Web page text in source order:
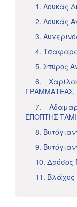
1. Λουκάς
2. Λουκάς
3.
4.
5. Σπύρος
6.
ΓΡΑΜΜΑΤΕΑΣ.
7.
ΕΠΟΠΤΗΣ
8.
9.
10.
11.